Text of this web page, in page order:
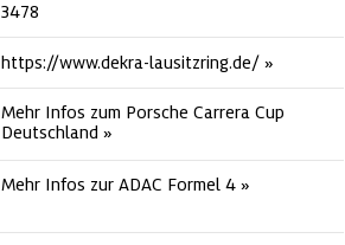
3478
https://www.dekra-lausitzring.de/
Mehr Infos zum Porsche Carrera Cup
Deutschland
Mehr Infos zur ADAC Formel 4